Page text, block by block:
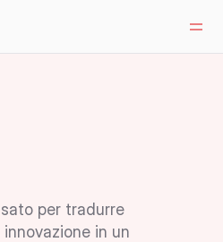
per tradurre
in un